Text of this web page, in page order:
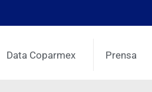
Data Coparmex Prensa